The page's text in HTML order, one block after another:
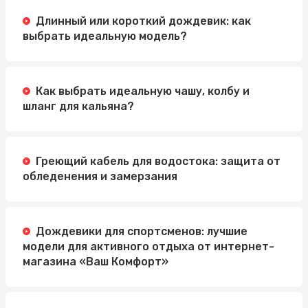
Длинный или короткий дождевик: как
выбрать идеальную модель?
Как выбрать идеальную чашу, колбу и
шланг для кальяна?
Греющий кабель для водостока: защита от
обледенения и замерзания
Дождевики для спортсменов: лучшие
модели для активного отдыха от интернет-
магазина «Ваш Комфорт»